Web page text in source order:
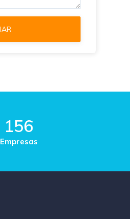
156
Empresas